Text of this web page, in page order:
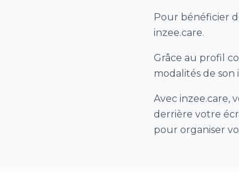
Pour bénéficier
inzee.care.
Grâce au profil
modalités de
Avec inzee.care,
derrière votre
pour organiser